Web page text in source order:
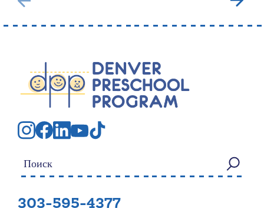
Искать:
303-595-4377